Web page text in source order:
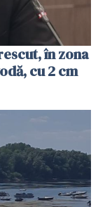
în zona
cu 2 cm